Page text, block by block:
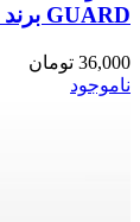
GUARD برند AQUA LIFE(250 میلی لیتر)
36,000 تومان
ناموجود